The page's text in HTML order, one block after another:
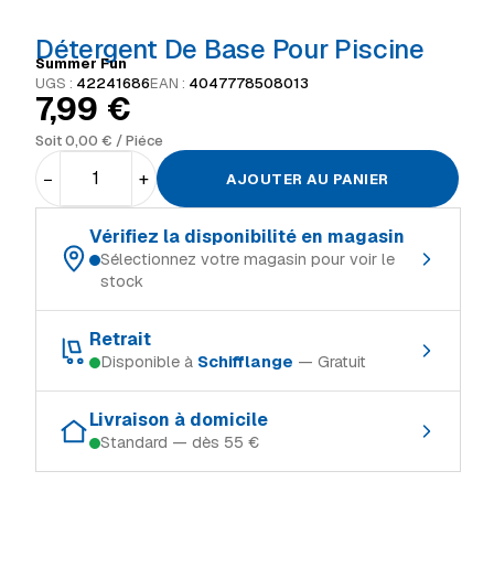
Détergent De Base Pour Piscine
Summer Fun
UGS : 42241686EAN : 4047778508013
7,99 €
Soit0,00 € / Piéce
− + AJOUTER AU PANIER
Vérifiez la disponibilité en magasin
Sélectionnez votre magasin pour voir le
stock
Schifflange En stock
Ingeldorf
Alzingen
Retrait
Disponible à Schifflange — Gratuit
Schifflange En stock
Livraison à domicile
Standard — dès 55 €